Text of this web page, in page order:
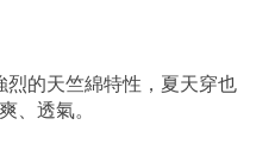
烈的天竺綿特性，夏天穿也
、透氣。